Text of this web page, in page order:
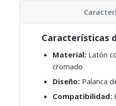
Características
Material: Latón
cromado
Diseño: Palanca
Compatibilidad: